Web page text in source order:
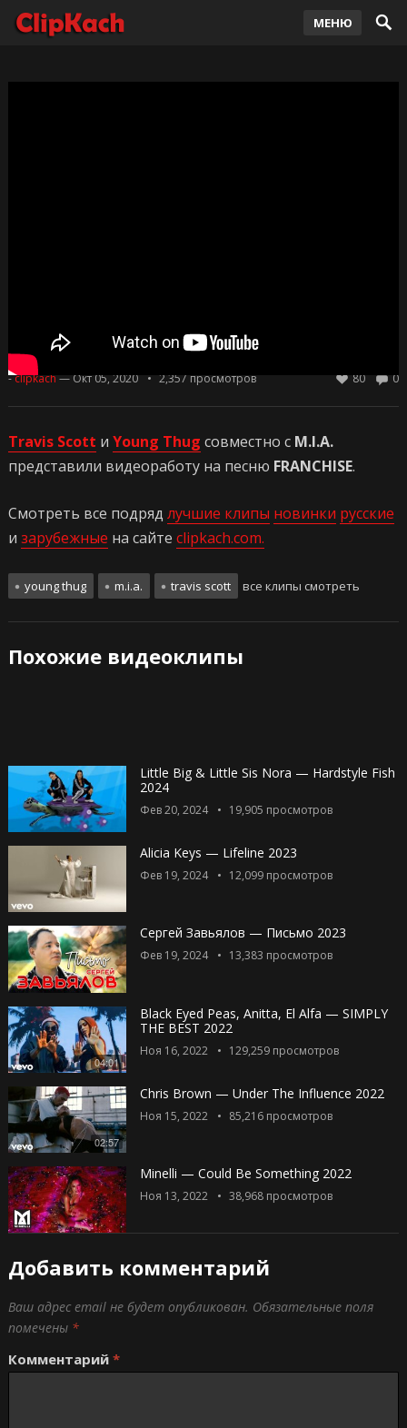
МЕНЮ
FRANCHISE 2020
-clipkach — Окт 05, 2020 2,357 просмотров 0
80
Travis Scott и Young Thug совместно с M.I.A.
представили видеоработу на песню FRANCHISE.
Смотреть все подряд лучшие клипы новинки русские
и зарубежные на сайте clipkach.com.
young thug m.i.a. travis scott все клипы смотреть
Похожие видеоклипы
Little Big & Little Sis Nora — Hardstyle Fish
2024
Фев 20, 2024 19,905 просмотров
Alicia Keys — Lifeline 2023
Фев 19, 2024 12,099просмотров
Сергей Завьялов — Письмо 2023
Фев 19, 2024 13,383 просмотров
04:01
Black Eyed Peas, Anitta, El Alfa — SIMPLY
THE BEST 2022
Ноя 16, 2022 129,259просмотров
02:57
Chris Brown — Under The Influence 2022
Ноя 15, 2022 85,216просмотров
Minelli — Could Be Something 2022
Ноя 13, 2022 38,968просмотров
Добавить комментарий
Ваш адрес email не будет опубликован. Обязательные поля
помечены *
Комментарий *